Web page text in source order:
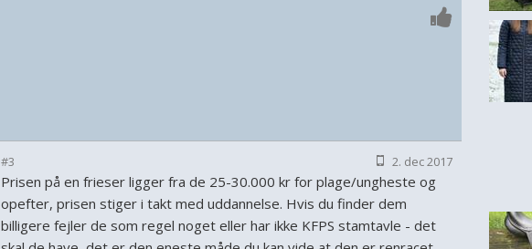
#3 2. dec 2017
Prisen på en frieser ligger fra de 25-30.000 kr for plage/ungheste og
opefter, prisen stiger i takt med uddannelse. Hvis du finder dem
billigere fejler de som regel noget eller har ikke KFPS stamtavle - det